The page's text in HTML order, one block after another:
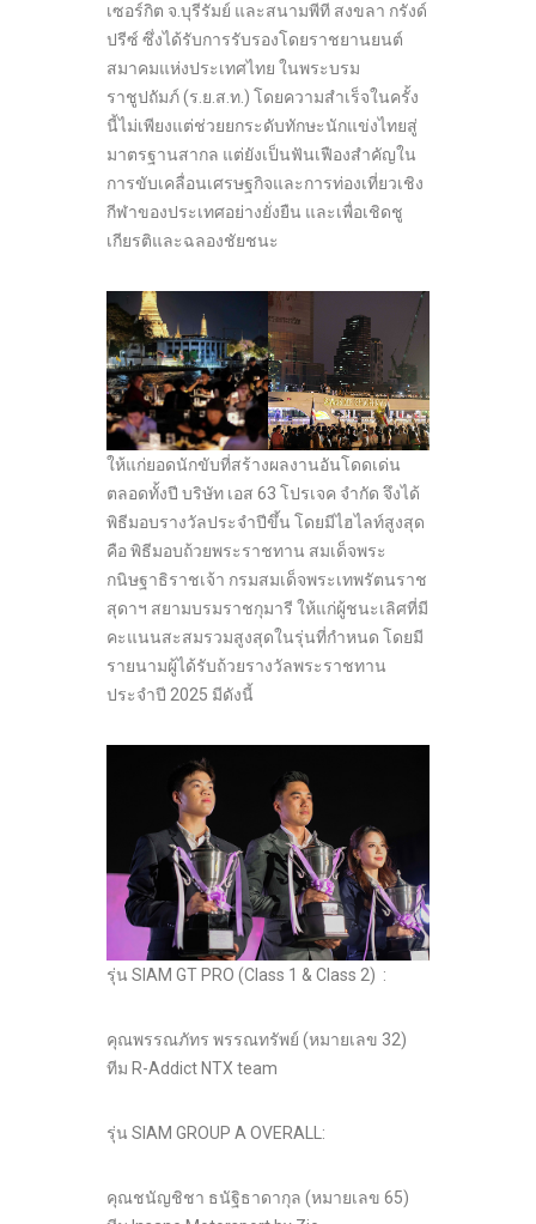
เซอร์กิต จ.บุรีรัมย์ และสนามพีที สงขลา กรังด์
ปรีซ์ ซึ่งได้รับการรับรองโดยราชยานยนต์
สมาคมแห่งประเทศไทย ในพระบรม
ราชูปถัมภ์ (ร.ย.ส.ท.) โดยความสำเร็จในครั้ง
นี้ไม่เพียงแต่ช่วยยกระดับทักษะนักแข่งไทยสู่
มาตรฐานสากล แต่ยังเป็นฟันเฟืองสำคัญใน
การขับเคลื่อนเศรษฐกิจและการท่องเที่ยวเชิง
กีฬาของประเทศอย่างยั่งยืน และเพื่อเชิดชู
เกียรติและฉลองชัยชนะ
ให้แก่ยอดนักขับที่สร้างผลงานอันโดดเด่น
ตลอดทั้งปี บริษัท เอส 63 โปรเจค จำกัด จึงได้
พิธีมอบรางวัลประจำปีขึ้น โดยมีไฮไลท์สูงสุด
คือ พิธีมอบถ้วยพระราชทาน สมเด็จพระ
กนิษฐาธิราชเจ้า กรมสมเด็จพระเทพรัตนราช
สุดาฯ สยามบรมราชกุมารี ให้แก่ผู้ชนะเลิศที่มี
คะแนนสะสมรวมสูงสุดในรุ่นที่กำหนด โดยมี
รายนามผู้ได้รับถ้วยรางวัลพระราชทาน
ประจำปี 2025 มีดังนี้
รุ่น SIAM GT PRO (Class 1 & Class 2) :
คุณพรรณภัทร พรรณทรัพย์ (หมายเลข 32)
ทีม R-Addict NTX team
รุ่น SIAM GROUP A OVERALL:
คุณชนัญชิชา ธนัฐิธาดากุล (หมายเลข 65)